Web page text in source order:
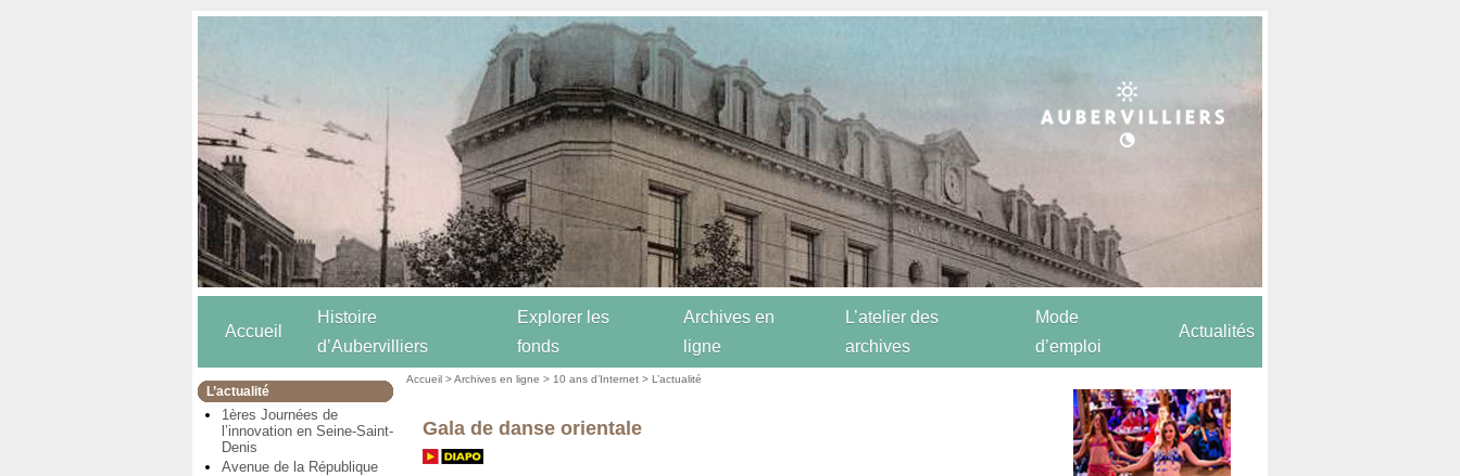
Accueil
Histoire
d’Aubervilliers
Explorer les
fonds
Archives en
ligne
L’atelier des
archives
Mode
d’emploi
Actualités
L’actualité
1ères Journées de
l’innovation en Seine-Saint-
Denis
Avenue de la République
Accueil >Archives en ligne > 10 ans d’Internet >L’actualité
Gala de danse orientale